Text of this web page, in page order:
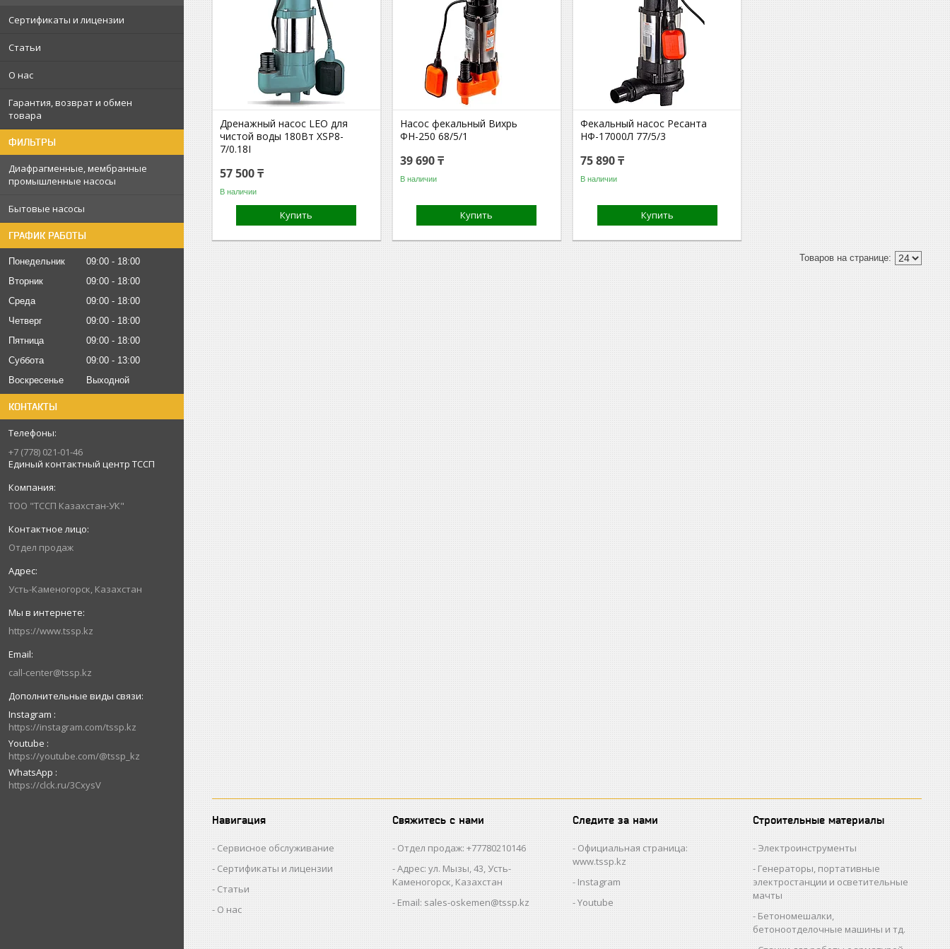
Сертификаты и лицензии
Статьи
О нас
Гарантия, возврат и обмен
товара
ФИЛЬТРЫ
Диафрагменные, мембранные
промышленные насосы
Бытовые насосы
ГРАФИК РАБОТЫ
Понедельник 09:00
18:00
Вторник
09:00
18:00
Среда
09:00
18:00
Четверг
09:00
18:00
Пятница
09:00
18:00
Суббота
09:00
13:00
Воскресенье
Выходной
КОНТАКТЫ
+7 (778) 021-01-46
Единый контактный центр ТССП
ТОО "ТССП Казахстан-УК"
Отдел продаж
Усть-Каменогорск, Казахстан
https://www.tssp.kz
call-center@tssp.kz
Instagram
https://instagram.com/tssp.kz
Youtube
https://youtube.com/@tssp_kz
WhatsApp
https://clck.ru/3CxysV
Дренажный насос LEO для
чистой воды 180Вт XSP8-
7/0.18I
57 500 ₸
В наличии
Купить
Насос фекальный Вихрь
ФН-250 68/5/1
39 690 ₸
В наличии
Купить
Фекальный насос Ресанта
НФ-17000Л 77/5/3
75 890 ₸
В наличии
Купить
Навигация
Сервисное обслуживание
Сертификаты и лицензии
Статьи
О нас
Свяжитесь с нами
Отдел продаж: +77780210146
Адрес: ул. Мызы, 43, Усть-
Каменогорск, Казахстан
Email: sales-oskemen@tssp.kz
Следите за нами
Официальная страница:
www.tssp.kz
Instagram
Youtube
Строительные материалы
Электроинструменты
Генераторы, портативные
электростанции и осветительные
мачты
Бетономешалки,
бетоноотделочные машины и тд.